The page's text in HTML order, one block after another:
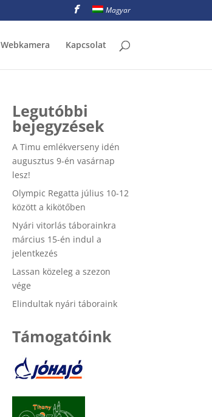
Magyar
Webkamera Kapcsolat
Legutóbbi
bejegyzések
A Timu emlékverseny idén
augusztus 9-én vasárnap
lesz!
Olympic Regatta július 10-12
között a kikötőben
Nyári vitorlás táborainkra
március 15-én indul a
jelentkezés
Lassan közeleg a szezon
vége
Elindultak nyári táboraink
Támogatóink